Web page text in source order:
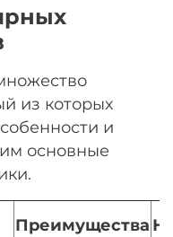
из которых
и
основные
Преимущества